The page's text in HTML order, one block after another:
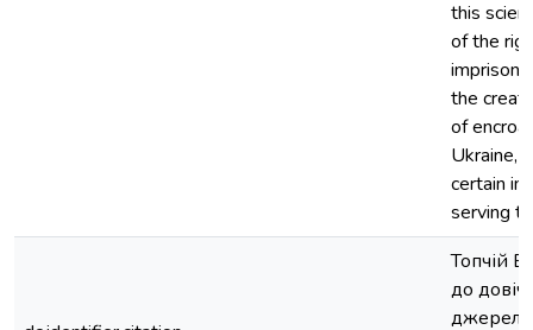
this
of the
the
of
Ukraine,
certain in
serving
Топчій
до
джерел